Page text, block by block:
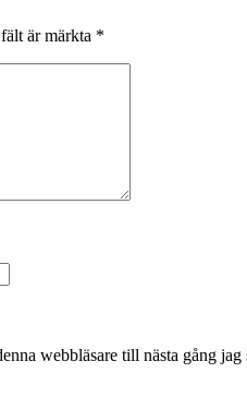
är märkta *
webbläsare till nästa gång